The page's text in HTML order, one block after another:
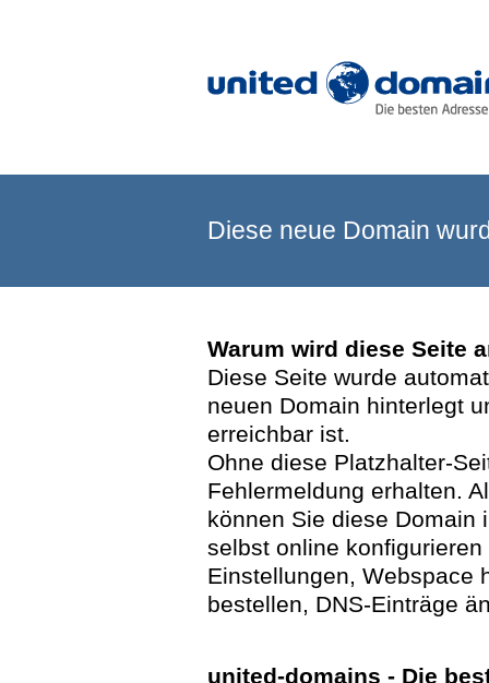
Diese neue Domain
Warum wird diese Seite
Diese Seite wurde
neuen Domain hinterlegt
erreichbar ist.
Ohne diese Platzhalter-
Fehlermeldung erhalten.
können Sie diese Domain
selbst online
Einstellungen, Webspace
bestellen, DNS-Einträge
united-domains - Die